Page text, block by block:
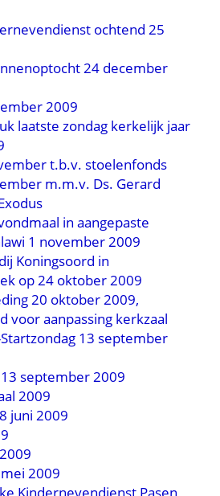
ochtend 25
24 december
2009
laatste zondag kerkelijk jaar
t.b.v. stoelenfonds
m.m.v. Ds. Gerard
in aangepaste
1 november 2009
Koningsoord in
op 24 oktober 2009
20 oktober 2009,
voor aanpassing kerkzaal
13 september
september 2009
2009
juni 2009
2009